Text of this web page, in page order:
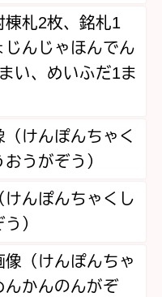
札2枚、銘札1
んじゃほんでん
い、めいふだ1ま
けんぽんちゃく
うがぞう）
んぽんちゃくし
）
（けんぽんちゃ
んかんのんがぞ